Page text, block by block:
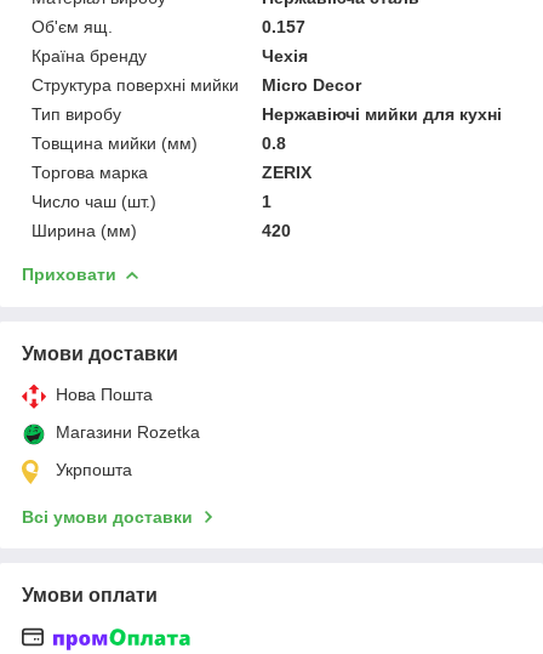
Об'єм ящ.
0.157
Країна бренду
Чехія
Структура поверхні мийки
Micro Decor
Тип виробу
Нержавіючі мийки для кухні
Товщина мийки (мм)
0.8
Торгова марка
ZERIX
Число чаш (шт.)
1
Ширина (мм)
420
Приховати
Умови доставки
Нова Пошта
Магазини Rozetka
Укрпошта
Всі умови доставки
Умови оплати